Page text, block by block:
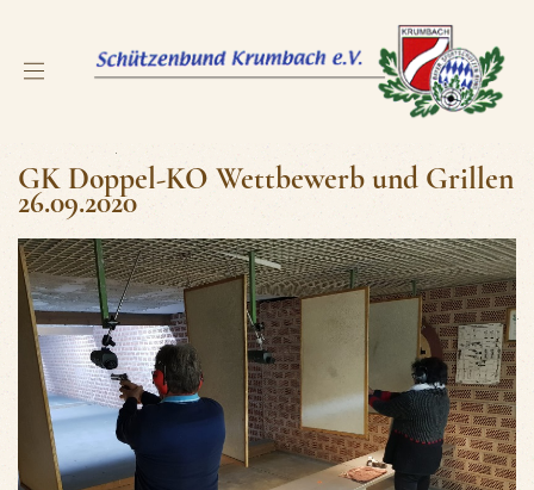
GK Doppel-KO Wettbewerb und Grillen
26.09.2020